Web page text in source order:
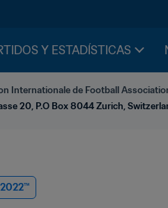
Y ESTADÍSTICAS
Internationale de Football
20, P.O Box 8044 Zurich,